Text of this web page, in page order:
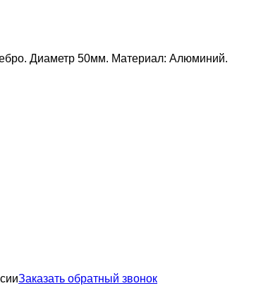
Диаметр 50мм. Материал: Алюминий.
Заказать обратный звонок